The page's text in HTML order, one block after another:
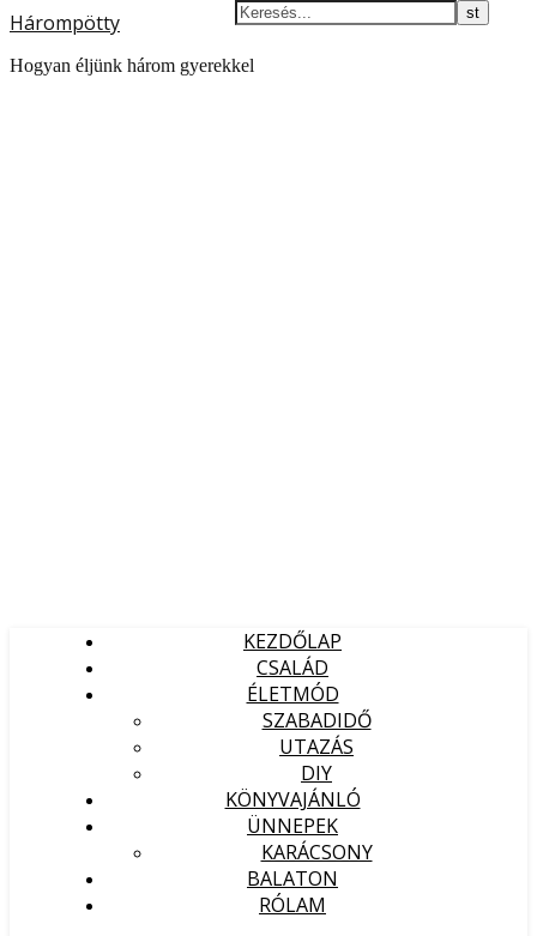
Hárompötty
Hogyan éljünk három gyerekkel
KEZDŐLAP
CSALÁD
ÉLETMÓD
SZABADIDŐ
UTAZÁS
DIY
KÖNYVAJÁNLÓ
ÜNNEPEK
KARÁCSONY
BALATON
RÓLAM